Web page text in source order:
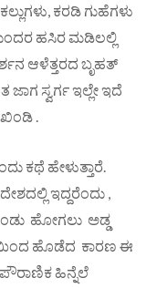
ಕರಡಿ ಗುಹೆಗಳು
ಹಸಿರ ಮಡಿಲಲ್ಲಿ
ಆಳೆತ್ತರದ ಬೃಹತ್
ಸ್ವರ್ಗ ಇಲ್ಲೇ ಇದೆ
.
ಕಥೆ ಹೇಳುತ್ತಾರೆ.
ಇದ್ದರೆಂದು ,
ಹೋಗಲು ಅಡ್ಡ
ಹೊಡೆದ ಕಾರಣ ಈ
ಹಿನ್ನೆಲೆ